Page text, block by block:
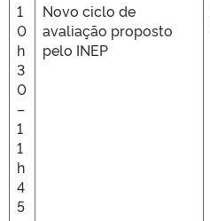
1
0
h
3
0
–
1
1
h
4
5
Novo ciclo de
avaliação proposto
pelo INEP